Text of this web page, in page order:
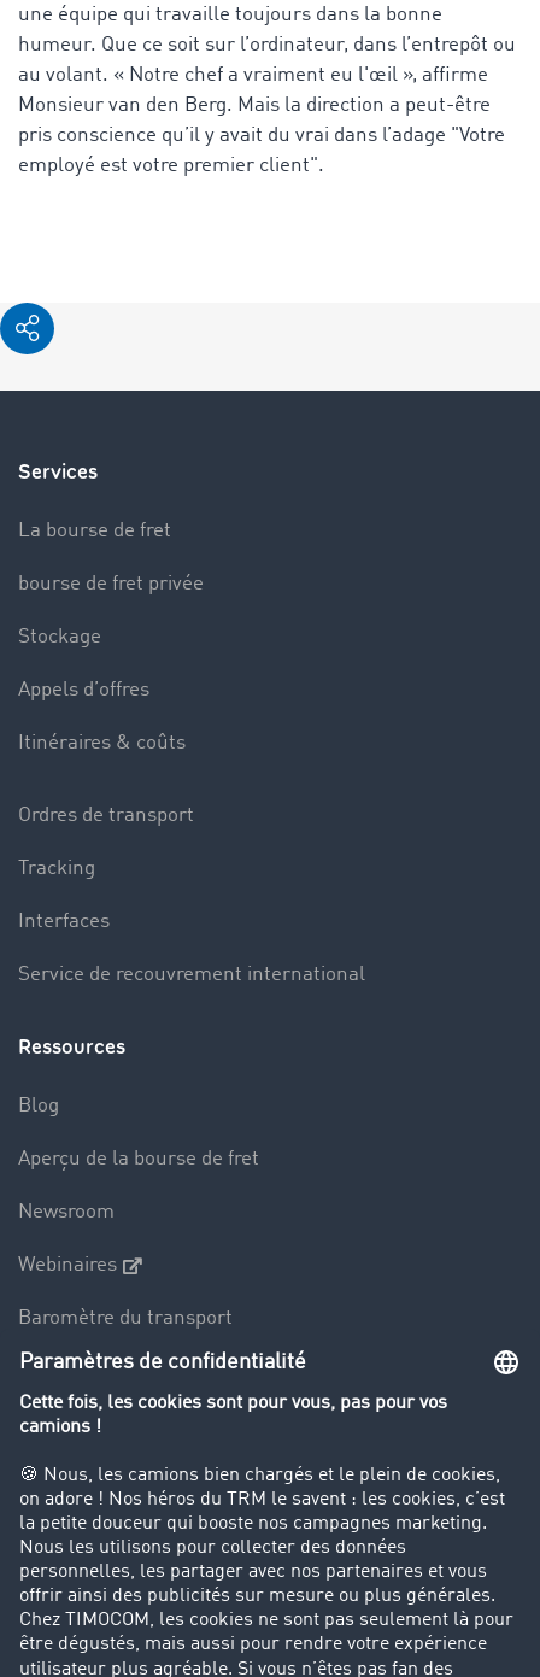
une équipe qui travaille toujours dans la bonne
humeur. Que ce soit sur l’ordinateur, dans l’entrepôt ou
au volant. « Notre chef a vraiment eu l'œil », affirme
Monsieur van den Berg. Mais la direction a peut-être
pris conscience qu’il y avait du vrai dans l’adage "Votre
employé est votre premier client".
Services
La bourse de fret
bourse de fret privée
Stockage
Appels d’offres
Itinéraires & coûts
Ordres de transport
Tracking
Interfaces
Service de recouvrement international
Ressources
Blog
Aperçu de la bourse de fret
Newsroom
Webinaires
Baromètre du transport
Le dictionnaire du transport
Interdiction de circulation des poids lourds
Entreprise
Parrainage clients
Success Stories
Cadre légal